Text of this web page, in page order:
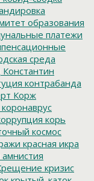
образования
платежи
среда
Константин
контрабанда
Корж
коронаврус
корь
космос
красная икра
кризис